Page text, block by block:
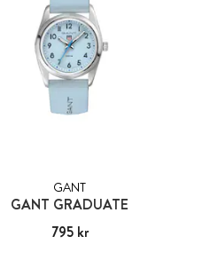
GANT
GANT GRADUATE
Pris:795 kr
795 kr